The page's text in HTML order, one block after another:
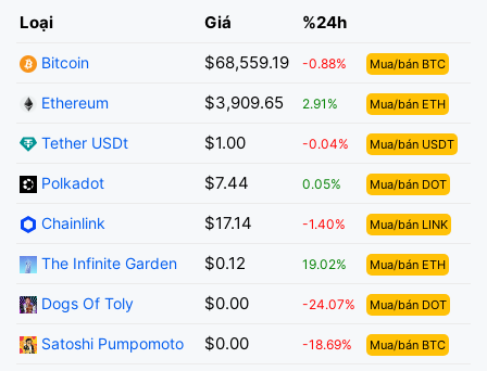
Loại Giá %24h
Bitcoin $68,559.19 -0.88% Mua/bán BTC
Ethereum $3,909.65 2.91% Mua/bán ETH
Tether USDt $1.00 -0.04% Mua/bán USDT
Polkadot $7.44 0.05% Mua/bán DOT
Chainlink $17.14 -1.40% Mua/bán LINK
The Infinite Garden $0.12 19.02% Mua/bán ETH
Dogs Of Toly $0.00 -24.07% Mua/bán DOT
Satoshi Pumpomoto $0.00 -18.69% Mua/bán BTC